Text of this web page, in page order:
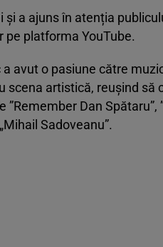
a ajuns în atenția
pe platforma YouTube.
avut o pasiune către
scena artistică, reușind să
Dan Spătaru”,
Sadoveanu”.